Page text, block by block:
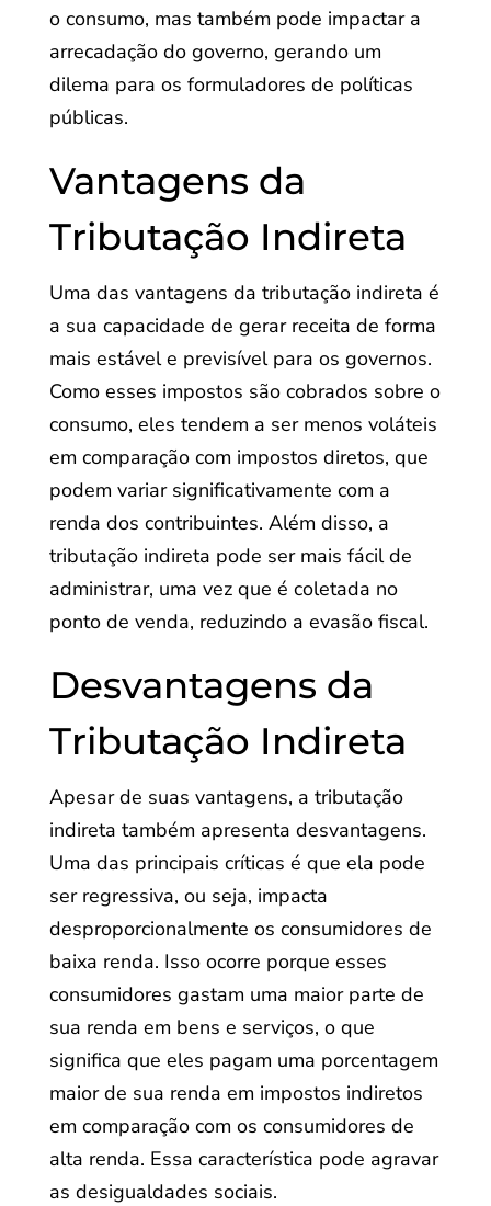
o consumo, mas também pode impactar a
arrecadação do governo, gerando um
dilema para os formuladores de políticas
públicas.
Vantagens da
Tributação Indireta
Uma das vantagens da tributação indireta é
a sua capacidade de gerar receita de forma
mais estável e previsível para os governos.
Como esses impostos são cobrados sobre o
consumo, eles tendem a ser menos voláteis
em comparação com impostos diretos, que
podem variar significativamente com a
renda dos contribuintes. Além disso, a
tributação indireta pode ser mais fácil de
administrar, uma vez que é coletada no
ponto de venda, reduzindo a evasão fiscal.
Desvantagens da
Tributação Indireta
Apesar de suas vantagens, a tributação
indireta também apresenta desvantagens.
Uma das principais críticas é que ela pode
ser regressiva, ou seja, impacta
desproporcionalmente os consumidores de
baixa renda. Isso ocorre porque esses
consumidores gastam uma maior parte de
sua renda em bens e serviços, o que
significa que eles pagam uma porcentagem
maior de sua renda em impostos indiretos
em comparação com os consumidores de
alta renda. Essa característica pode agravar
as desigualdades sociais.